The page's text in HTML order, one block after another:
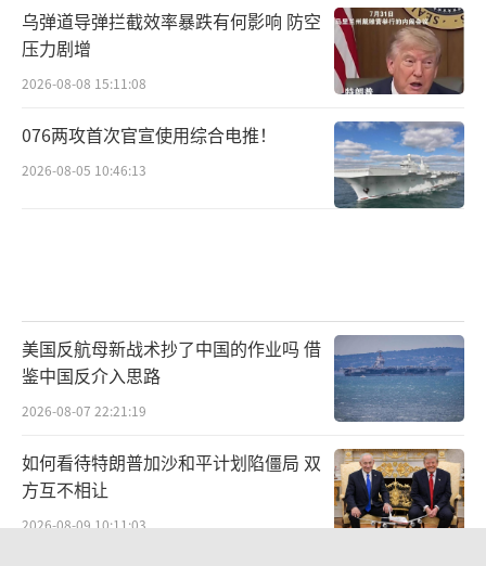
乌弹道导弹拦截效率暴跌有何影响 防空
压力剧增
2026-08-08 15:11:08
076两攻首次官宣使用综合电推！
2026-08-05 10:46:13
美国反航母新战术抄了中国的作业吗 借
鉴中国反介入思路
2026-08-07 22:21:19
如何看待特朗普加沙和平计划陷僵局 双
方互不相让
2026-08-09 10:11:03